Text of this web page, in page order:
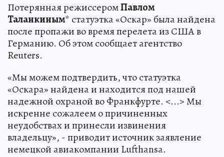
Потерянная режиссеромПавлом
Таланкиным* статуэтка «Оскар» была найдена
после пропажи во время перелета из США в
Германию. Об этом сообщает агентство
Reuters.
«Мы можем подтвердить, что статуэтка
«Оскара» найдена и находится под нашей
надежной охраной во Франкфурте. <...> Мы
искренне сожалеем о причиненных
неудобствах и принесли извинения
владельцу», - приводит источник заявление
немецкой авиакомпании Lufthansa.